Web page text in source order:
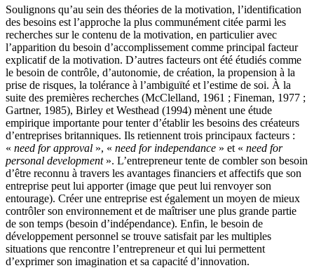
Soulignons qu’au sein des théories de la motivation, l’identification
des besoins est l’approche la plus communément citée parmi les
recherches sur le contenu de la motivation, en particulier avec
l’apparition du besoin d’accomplissement comme principal facteur
explicatif de la motivation. D’autres facteurs ont été étudiés comme
le besoin de contrôle, d’autonomie, de création, la propension à la
prise de risques, la tolérance à l’ambiguïté et l’estime de soi. À la
suite des premières recherches (McClelland, 1961 ; Fineman, 1977 ;
Gartner, 1985), Birley et Westhead (1994) mènent une étude
empirique importante pour tenter d’établir les besoins des créateurs
d’entreprises britanniques. Ils retiennent trois principaux facteurs :
« need for approval », « need for independance » et « need for
personal development». L’entrepreneur tente de combler son besoin
d’être reconnu à travers les avantages financiers et affectifs que son
entreprise peut lui apporter (image que peut lui renvoyer son
entourage). Créer une entreprise est également un moyen de mieux
contrôler son environnement et de maîtriser une plus grande partie
de son temps (besoin d’indépendance). Enfin, le besoin de
développement personnel se trouve satisfait par les multiples
situations que rencontre l’entrepreneur et qui lui permettent
d’exprimer son imagination et sa capacité d’innovation.